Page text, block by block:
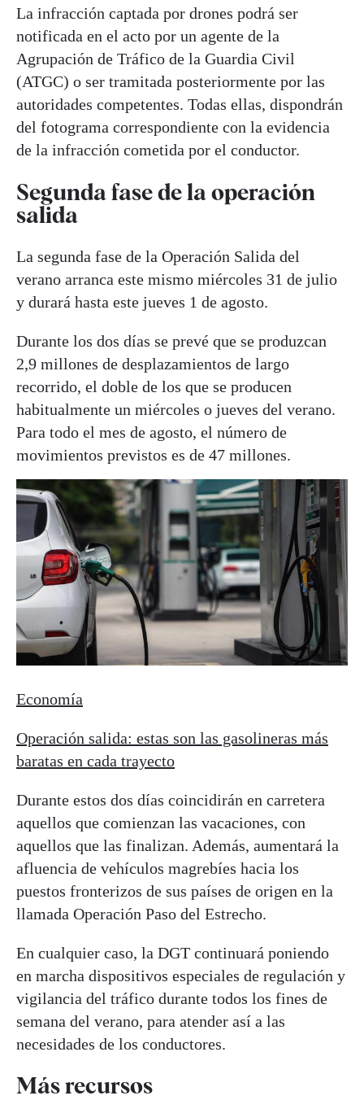
La infracción captada por drones podrá ser
notificada en el acto por un agente de la
Agrupación de Tráfico de la Guardia Civil
(ATGC) o ser tramitada posteriormente por las
autoridades competentes. Todas ellas, dispondrán
del fotograma correspondiente con la evidencia
de la infracción cometida por el conductor.
Segunda fase de la operación
salida
La segunda fase de la Operación Salida del
verano arranca este mismo miércoles 31 de julio
y durará hasta este jueves 1 de agosto.
Durante los dos días se prevé que se produzcan
2,9 millones de desplazamientos de largo
recorrido, el doble de los que se producen
habitualmente un miércoles o jueves del verano.
Para todo el mes de agosto, el número de
movimientos previstos es de 47 millones.
Economía
Operación salida: estas son las gasolineras más
baratas en cada trayecto
Durante estos dos días coincidirán en carretera
aquellos que comienzan las vacaciones, con
aquellos que las finalizan. Además, aumentará la
afluencia de vehículos magrebíes hacia los
puestos fronterizos de sus países de origen en la
llamada Operación Paso del Estrecho.
En cualquier caso, la DGT continuará poniendo
en marcha dispositivos especiales de regulación y
vigilancia del tráfico durante todos los fines de
semana del verano, para atender así a las
necesidades de los conductores.
Más recursos